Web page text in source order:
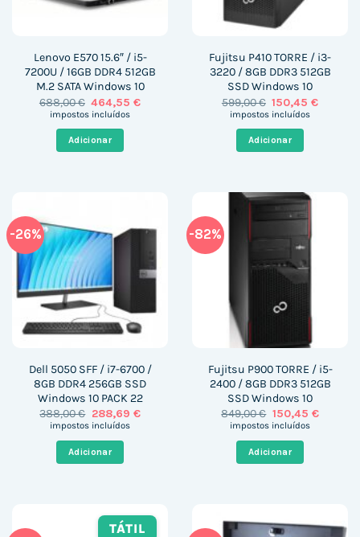
Lenovo E570 15.6″ / i5-
7200U / 16GB DDR4 512GB
M.2 SATA Windows 10
688,00€ O
preço
era:
688,00 €.
464,55€O
impostos incluídos
Adicionar
Fujitsu P410 TORRE / i3-
3220 / 8GB DDR3 512GB
SSD Windows 10
599,00€ O
preço
era:
599,00 €.
150,45€O
impostos incluídos
Adicionar
-26%
Dell 5050 SFF / i7-6700 /
8GB DDR4 256GB SSD
Windows 10 PACK 22
388,00€ O
preço
388,00 €.
288,69 €O
impostos incluídos
Adicionar
-82%
Fujitsu P900 TORRE / i5-
2400 / 8GB DDR3 512GB
SSD Windows 10
849,00€ O
preço
849,00 €.
150,45 €O
impostos incluídos
Adicionar
TÁTIL